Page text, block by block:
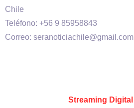
Chile
Teléfono: +56 9 85958843
Correo: seranoticiachile@gmail.com
Streaming Digital